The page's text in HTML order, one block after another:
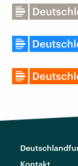
Kontakt